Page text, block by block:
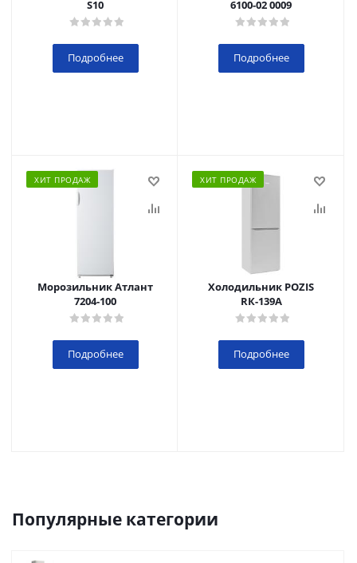
S10
Подробнее
6100-02 0009
Подробнее
ХИТ ПРОДАЖ
Морозильник Атлант
7204-100
Подробнее
ХИТ ПРОДАЖ
Холодильник POZIS
RК-139А
Подробнее
Популярные категории